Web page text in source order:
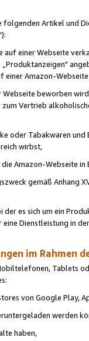
folgenden Artikel und
auf einer Webseite
einer Amazon-
beworben
Vertrieb
oder Tabakwaren
wirbst,
Amazon-Webseite in
gemäß Anhang
es sich um ein
Dienstleistung in
im Rahmen
Tablets
von Google Play,
werden
haben,